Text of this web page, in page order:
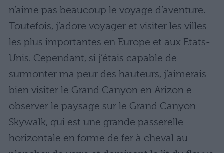
n’aime pas beaucoup le voyage d’aventure.
Toutefois, j’adore voyager et visiter les villes
les plus importantes en Europe et aux Etats-
Unis. Cependant, si j’étais capable de
surmonter ma peur des hauteurs, j’aimerais
bien visiter le Grand Canyon en Arizon e
observer le paysage sur le Grand Canyon
Skywalk, qui est une grande passerelle
horizontale en forme de fer à cheval au